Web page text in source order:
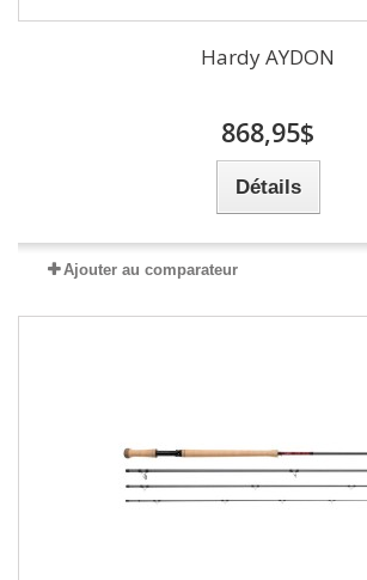
Hardy AYDON
868,95$
Détails
Ajouter au comparateur